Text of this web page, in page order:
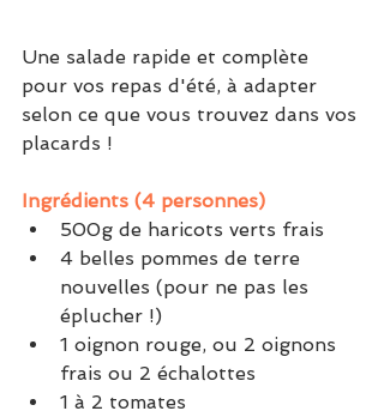
Une salade rapide et complète
pour vos repas d'été, à adapter
selon ce que vous trouvez dans vos
placards !
Ingrédients (4 personnes)
500g de haricots verts frais
4 belles pommes de terre
nouvelles (pour ne pas les
éplucher !)
1 oignon rouge, ou 2 oignons
frais ou 2 échalottes
1 à 2 tomates